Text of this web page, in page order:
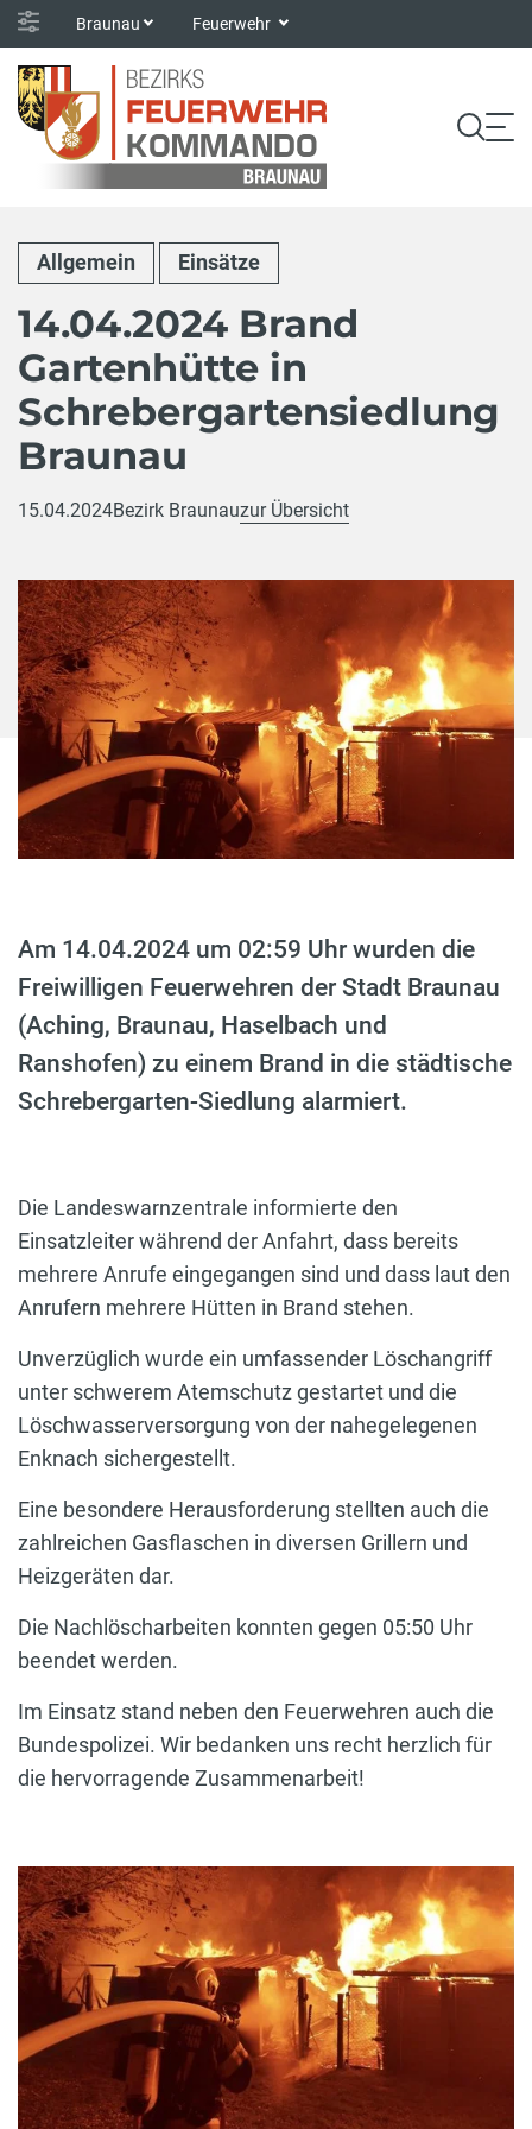
Braunau Feuerwehr
Allgemein Einsätze
14.04.2024 Brand
Gartenhütte in
Schrebergartensiedlung
Braunau
15.04.2024Bezirk Braunauzur Übersicht
Am 14.04.2024 um 02:59 Uhr wurden die
Freiwilligen Feuerwehren der Stadt Braunau
(Aching, Braunau, Haselbach und
Ranshofen) zu einem Brand in die städtische
Schrebergarten-Siedlung alarmiert.
Die Landeswarnzentrale informierte den
Einsatzleiter während der Anfahrt, dass bereits
mehrere Anrufe eingegangen sind und dass laut den
Anrufern mehrere Hütten in Brand stehen.
Unverzüglich wurde ein umfassender Löschangriff
unter schwerem Atemschutz gestartet und die
Löschwasserversorgung von der nahegelegenen
Enknach sichergestellt.
Eine besondere Herausforderung stellten auch die
zahlreichen Gasflaschen in diversen Grillern und
Heizgeräten dar.
Die Nachlöscharbeiten konnten gegen 05:50 Uhr
beendet werden.
Im Einsatz stand neben den Feuerwehren auch die
Bundespolizei. Wir bedanken uns recht herzlich für
die hervorragende Zusammenarbeit!